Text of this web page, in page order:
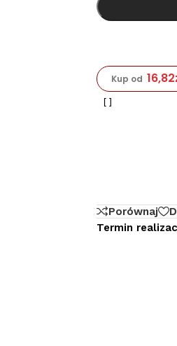
Kup od 16,82
Porównaj
Termin